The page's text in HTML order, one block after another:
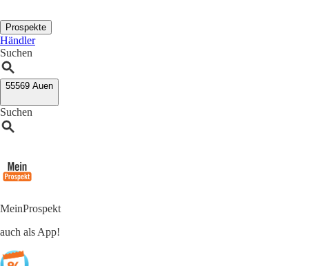
Prospekte
Händler
Suchen
55569 Auen
Suchen
MeinProspekt
auch als App!